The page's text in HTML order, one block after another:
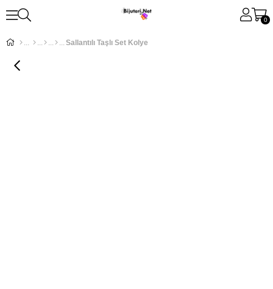
0
Sallantılı Taşlı Set Kolye